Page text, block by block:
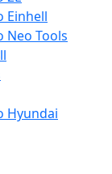
Einhell
Neo Tools
Hyundai